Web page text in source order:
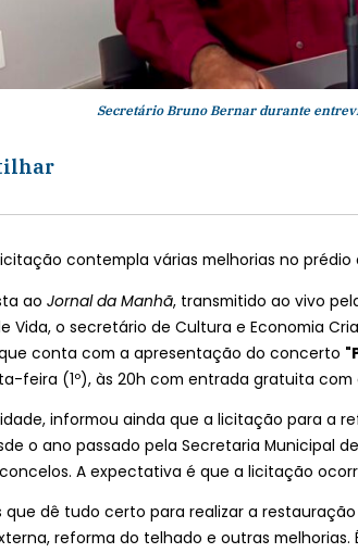
Secretário Bruno Bernar durante
contempla várias melhorias no prédio
ao Jornal da Manhã, transmitido ao vivo
Vida, o secretário de Cultura e Economia
conta com a apresentação do concerto
feira (1º), às 20h com entrada gratuita com
informou ainda que a licitação para a
o ano passado pela Secretaria Municipal
A expectativa é que a licitação
que dê tudo certo para realizar a
reforma do telhado e outras